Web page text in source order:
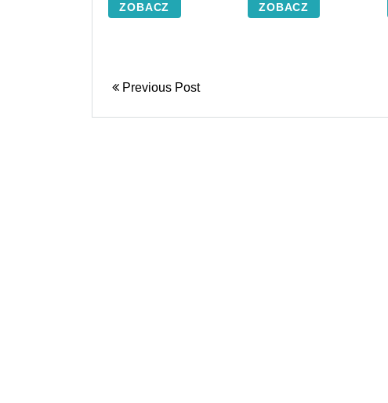
ZOBACZ ZOBACZ
Previous Post